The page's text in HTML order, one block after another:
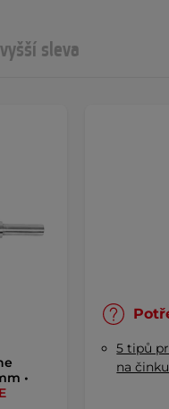
sleva
•
5 tipů
na činku